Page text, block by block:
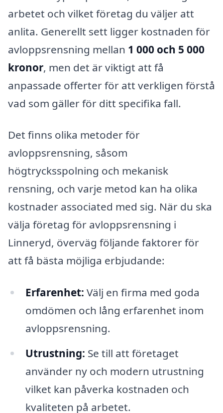
arbetet och vilket företag du väljer att
anlita. Generellt sett ligger kostnaden för
avloppsrensning mellan 1 000 och 5 000
kronor, men det är viktigt att få
anpassade offerter för att verkligen förstå
vad som gäller för ditt specifika fall.
Det finns olika metoder för
avloppsrensning, såsom
högtrycksspolning och mekanisk
rensning, och varje metod kan ha olika
kostnader associated med sig. När du ska
välja företag för avloppsrensning i
Linneryd, överväg följande faktorer för
att få bästa möjliga erbjudande:
Erfarenhet: Välj en firma med goda
omdömen och lång erfarenhet inom
avloppsrensning.
Utrustning: Se till att företaget
använder ny och modern utrustning
vilket kan påverka kostnaden och
kvaliteten på arbetet.